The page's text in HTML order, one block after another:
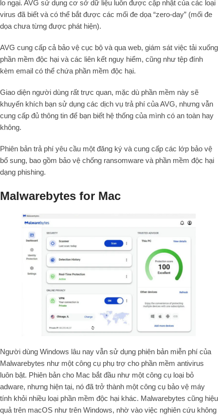
lo ngại. AVG sử dụng cơ sở dữ liệu luôn được cập nhật của các loại
virus đã biết và có thể bắt được các mối đe dọa “zero-day” (mối đe
dọa chưa từng được phát hiện).
AVG cung cấp cả bảo vệ cục bộ và qua web, giám sát việc tải xuống
phần mềm độc hại và các liên kết nguy hiểm, cũng như tệp đính
kèm email có thể chứa phần mềm độc hại.
Giao diện người dùng rất trực quan, mặc dù phần mềm này sẽ
khuyến khích bạn sử dụng các dịch vụ trả phí của AVG, nhưng vẫn
cung cấp đủ thông tin để bạn biết hệ thống của mình có an toàn hay
không.
Phiên bản trả phí yêu cầu một đăng ký và cung cấp các lớp bảo vệ
bổ sung, bao gồm bảo vệ chống ransomware và phần mềm độc hại
dạng phishing.
Malwarebytes for Mac
Người dùng Windows lâu nay vẫn sử dụng phiên bản miễn phí của
Malwarebytes như một công cụ phụ trợ cho phần mềm antivirus
luôn bật. Phiên bản cho Mac bắt đầu như một công cụ loại bỏ
adware, nhưng hiện tại, nó đã trở thành một công cụ bảo vệ máy
tính khỏi nhiều loại phần mềm độc hại khác. Malwarebytes cũng hiệu
quả trên macOS như trên Windows, nhờ vào việc nghiên cứu không